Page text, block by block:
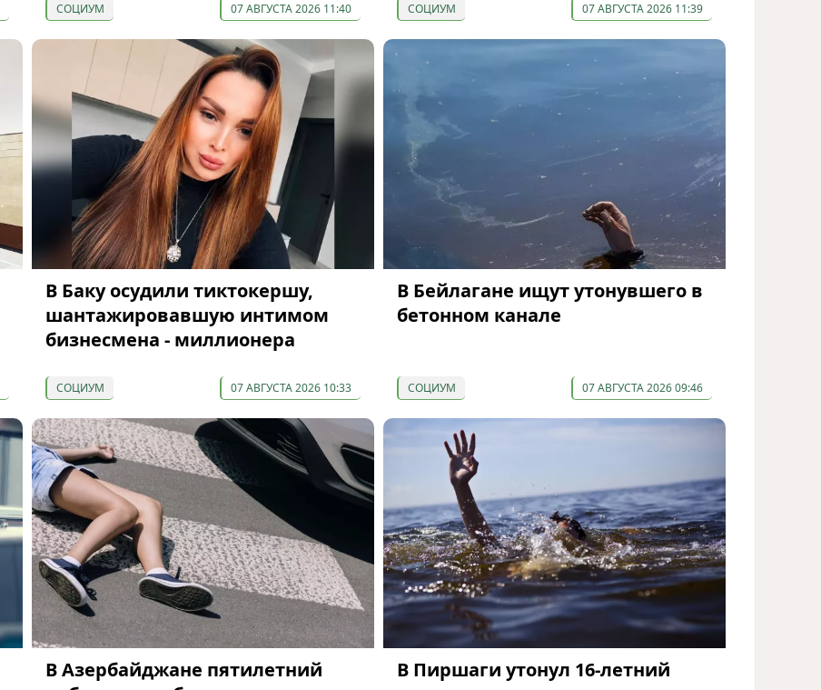
СОЦИУМ 07 АВГУСТА 2026 11:40 СОЦИУМ 07 АВГУСТА 2026 11:39
В Баку осудили тиктокершу,
шантажировавшую интимом
бизнесмена - миллионера
СОЦИУМ 07 АВГУСТА 2026 10:33
В Бейлагане ищут утонувшего в
бетонном канале
СОЦИУМ 07 АВГУСТА 2026 09:46
В Азербайджане пятилетний
В Пиршаги утонул 16-летний